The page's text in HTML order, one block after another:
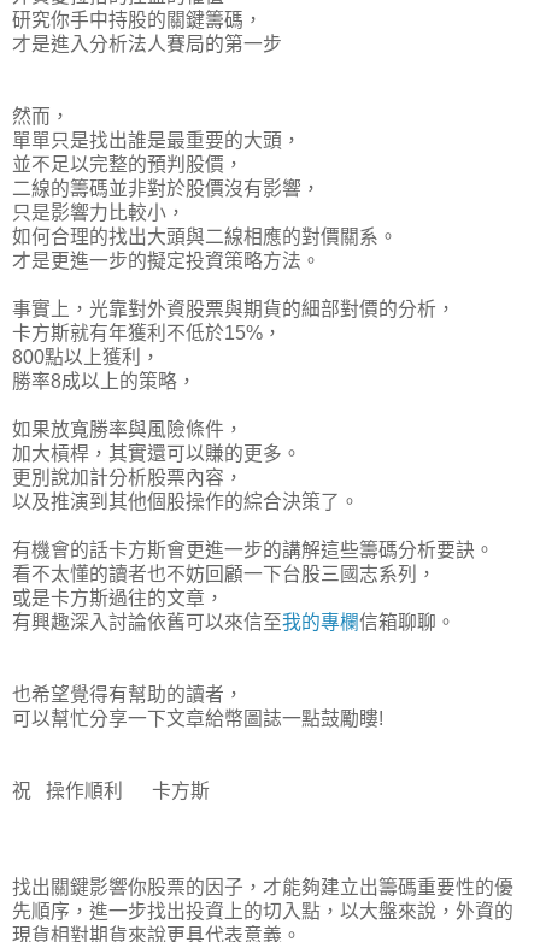
研究你手中持股的關鍵籌碼，
才是進入分析法人賽局的第一步
然而，
單單只是找出誰是最重要的大頭，
並不足以完整的預判股價，
二線的籌碼並非對於股價沒有影響，
只是影響力比較小，
如何合理的找出大頭與二線相應的對價關系。
才是更進一步的擬定投資策略方法。
事實上，光靠對外資股票與期貨的細部對價的分析，
卡方斯就有年獲利不低於15%，
800點以上獲利，
勝率8成以上的策略，
如果放寬勝率與風險條件，
加大槓桿，其實還可以賺的更多。
更別說加計分析股票內容，
以及推演到其他個股操作的綜合決策了。
有機會的話卡方斯會更進一步的講解這些籌碼分析要訣。
看不太懂的讀者也不妨回顧一下台股三國志系列，
或是卡方斯過往的文章，
有興趣深入討論依舊可以來信至我的專欄信箱聊聊。
也希望覺得有幫助的讀者，
可以幫忙分享一下文章給幣圖誌一點鼓勵瞜!
祝 操作順利 卡方斯
找出關鍵影響你股票的因子，才能夠建立出籌碼重要性的優
先順序，進一步找出投資上的切入點，以大盤來說，外資的
現貨相對期貨來說更具代表意義。